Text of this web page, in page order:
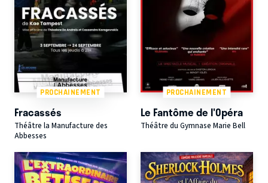
PROCHAINEMENT
Fracassés
Théâtre la Manufacture des
Abbesses
PROCHAINEMENT
Le Fantôme de l'Opéra
Théâtre du Gymnase Marie Bell